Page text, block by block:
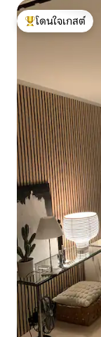
โดนใจเกสต์ที่สุด
โดนใจเกสต์